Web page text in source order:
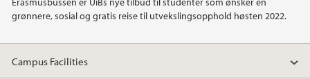
grønnere, sosial og gratis reise til utvekslingsopphold høsten 2022.
2018
Campus Facilities